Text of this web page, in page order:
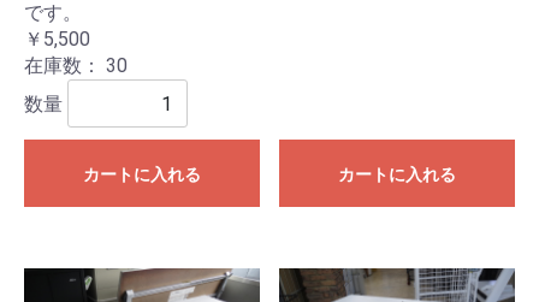
です。
￥5,500
在庫数： 30
数量
カートに入れる カートに入れる